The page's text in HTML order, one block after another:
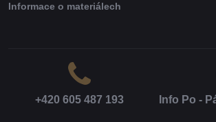
Informace o materiálech
+420 605 487 193
Info Po -